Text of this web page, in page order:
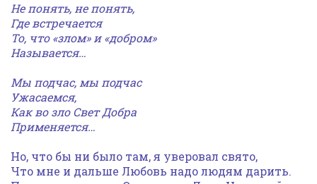
Не понять, не понять,
Где встречается
То, что «злом» и «добром»
Называется…
Мы подчас, мы подчас
Ужасаемся,
Как во зло Свет Добра
Применяется…
Но, что бы ни было там, я уверовал свято,
Что мне и дальше Любовь надо людям дарить.